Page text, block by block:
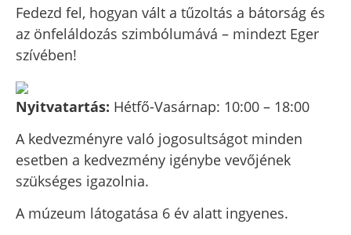
Fedezd fel, hogyan vált a tűzoltás a bátorság és
az önfeláldozás szimbólumává – mindezt Eger
szívében!
Nyitvatartás: Hétfő-Vasárnap: 10:00 – 18:00
A kedvezményre való jogosultságot minden
esetben a kedvezmény igénybe vevőjének
szükséges igazolnia.
A múzeum látogatása 6 év alatt ingyenes.